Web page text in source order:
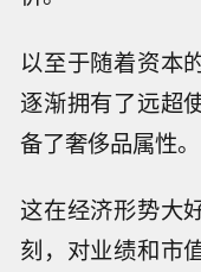
以至于随着资本
逐渐拥有了远超
备了奢侈品属性。
这在经济形势大
刻，对业绩和市